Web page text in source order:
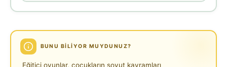
BUNU BILIYOR MUYDUNUZ?
Eğitici oyunlar, çocukların soyut kavramları